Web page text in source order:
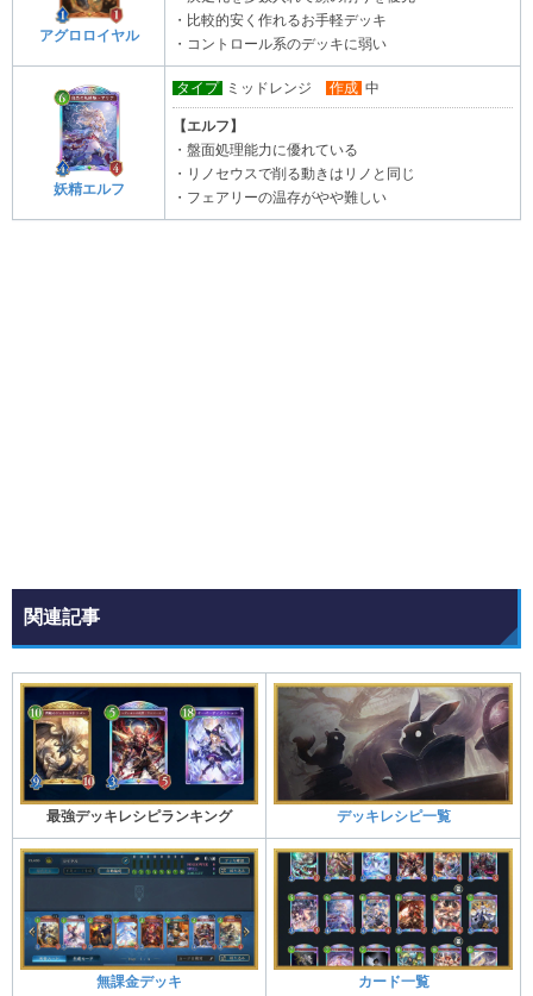
アグロロイヤル
・比較的安く作れるお手軽デッキ
・コントロール系のデッキに弱い
妖精エルフ
タイプ ミッドレンジ 作成 中
【エルフ】
・盤面処理能力に優れている
・リノセウスで削る動きはリノと同じ
・フェアリーの温存がやや難しい
関連記事
最強デッキレシピランキング デッキレシピ一覧
無課金デッキ カード一覧